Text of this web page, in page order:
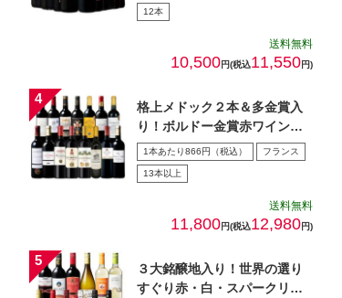
12本
送料無料
10,500円(税込11,550円)
格上メドック２本＆多金賞入
り！ボルドー金賞赤ワイン１
５本セット 第28弾
1本あたり866円（税込） フランス
13本以上
送料無料
11,800円(税込12,980円)
３大銘醸地入り！世界の選り
すぐり赤・白・スパークリン